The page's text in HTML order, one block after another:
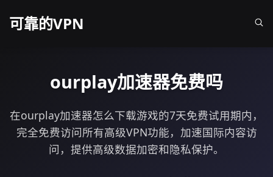
可靠的VPN
ourplay加速器免费吗
在ourplay加速器怎么下载游戏的7天免费试用期内，
完全免费访问所有高级VPN功能，加速国际内容访
问，提供高级数据加密和隐私保护。